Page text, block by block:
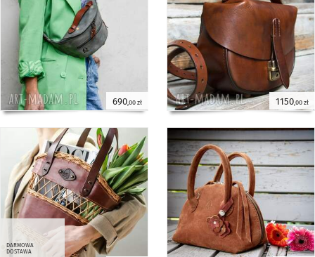
690,00 zł 1150,00 zł
darmowa
dostawa